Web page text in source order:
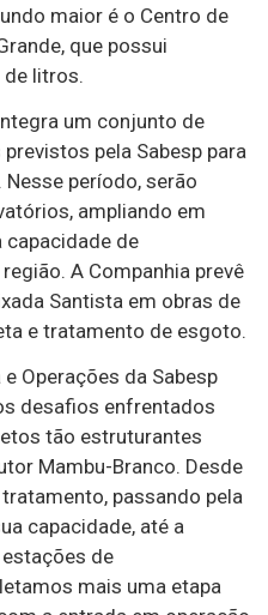
maior é o Centro de
que possui
de litros.
um conjunto de
pela Sabesp para
período, serão
ampliando em
de
A Companhia prevê
Santista em obras de
e tratamento de esgoto.
Operações da Sabesp
desafios enfrentados
tão estruturantes
Mambu-Branco. Desde
passando pela
capacidade, até a
de
mais uma etapa